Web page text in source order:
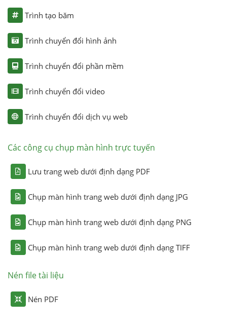
Trình tạo băm
Trình chuyển đổi hình ảnh
Trình chuyển đổi phần mềm
Trình chuyển đổi video
Trình chuyển đổi dịch vụ web
Các công cụ chụp màn hình trực tuyến
Lưu trang web dưới định dạng PDF
Chụp màn hình trang web dưới định dạng JPG
Chụp màn hình trang web dưới định dạng PNG
Chụp màn hình trang web dưới định dạng TIFF
Nén file tài liệu
Nén PDF